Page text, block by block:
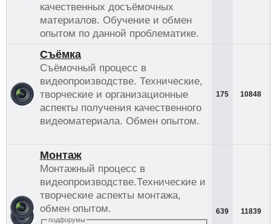
качественных досъёмочных
материалов. Обучение и обмен
опытом по данной проблематике.
Съёмка
Съёмочный процесс в
видеопроизводстве. Технические,
творческие и организационные
аспекты получения качественного
видеоматериала. Обмен опытом.
175 10848
Монтаж
Монтажный процесс в
видеопроизводстве.Технические и
творческие аспекты монтажа,
обмен опытом.
подфорумы
639 11839